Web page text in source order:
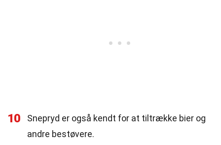
10
Snepryd er også kendt for at tiltrække bier og
andre bestøvere.